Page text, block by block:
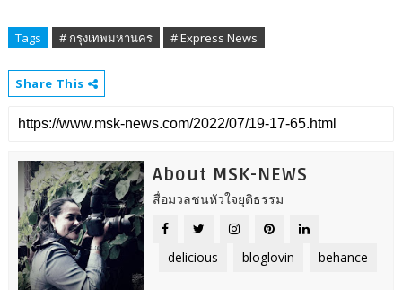
Tags # กรุงเทพมหานคร # Express News
Share This
About MSK-NEWS
สื่อมวลชนหัวใจยุติธรรม
delicious bloglovin behance